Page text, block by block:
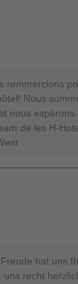
remmercions
Nous
nous espérons
de les H-
hat uns
uns recht